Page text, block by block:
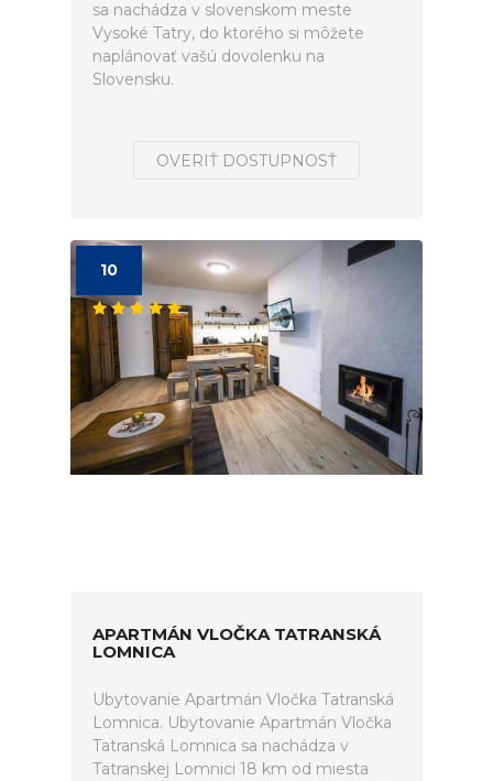
sa nachádza v slovenskom meste
Vysoké Tatry, do ktorého si môžete
naplánovať vašú dovolenku na
Slovensku.
OVERIŤ DOSTUPNOSŤ
10
APARTMÁN VLOČKA TATRANSKÁ
LOMNICA
Ubytovanie Apartmán Vločka Tatranská
Lomnica. Ubytovanie Apartmán Vločka
Tatranská Lomnica sa nachádza v
Tatranskej Lomnici 18 km od miesta